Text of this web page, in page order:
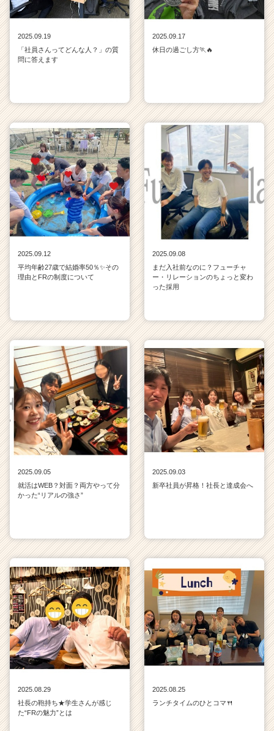
2025.09.19
「社員さんってどんな人？」の質
問に答えます
2025.09.17
休日の過ごし方🏃🔥
2025.09.12
平均年齢27歳で結婚率50％✨その
理由とFRの制度について
2025.09.08
まだ入社前なのに？フューチャ
ー・リレーションのちょっと変わ
った採用
2025.09.05
就活はWEB？対面？両方やって分
かった“リアルの強さ”
2025.09.03
新卒社員が昇格！社長と達成会へ
2025.08.29
社長の鞄持ち★学生さんが感じ
た“FRの魅力”とは
2025.08.25
ランチタイムのひとコマ🍴